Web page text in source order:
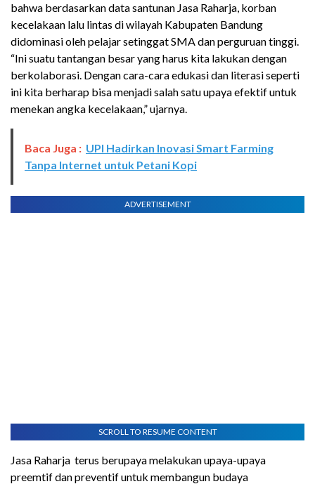
bahwa berdasarkan data santunan Jasa Raharja, korban
kecelakaan lalu lintas di wilayah Kabupaten Bandung
didominasi oleh pelajar setinggat SMA dan perguruan tinggi.
“Ini suatu tantangan besar yang harus kita lakukan dengan
berkolaborasi. Dengan cara-cara edukasi dan literasi seperti
ini kita berharap bisamenjadi salah satu upaya efektif untuk
menekan angka kecelakaan,” ujarnya.
Baca Juga : UPI Hadirkan Inovasi Smart Farming
Tanpa Internet untuk Petani Kopi
ADVERTISEMENT
SCROLL TO RESUME CONTENT
Jasa Raharja terus berupaya melakukan upaya-upaya
preemtif dan preventif untuk membangun budaya